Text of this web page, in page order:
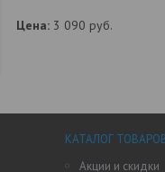
Цена: 3 090 руб.
КАТАЛОГ
Акции и скидки